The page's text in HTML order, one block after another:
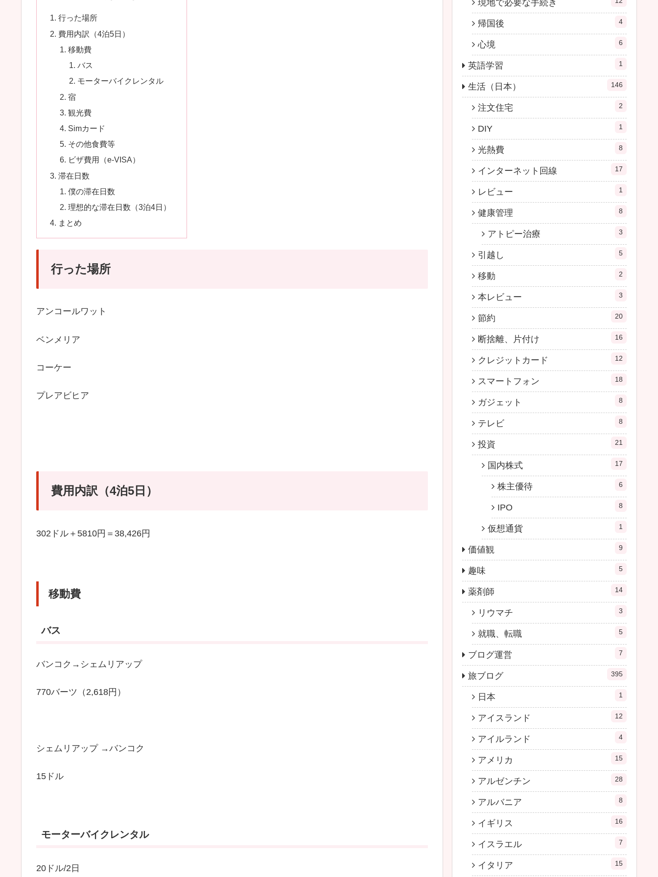
行った場所
費用内訳（4泊5日）
移動費
バス
モーターバイクレンタル
宿
観光費
Simカード
その他食費等
ビザ費用（e-VISA）
滞在日数
僕の滞在日数
理想的な滞在日数（3泊4日）
まとめ
行った場所
アンコールワット
ベンメリア
コーケー
プレアビヒア
費用内訳（4泊5日）
302ドル＋5810円＝38,426円
移動費
バス
バンコク→シェムリアップ
770バーツ（2,618円）
シェムリアップ →バンコク
15ドル
モーターバイクレンタル
20ドル/2日
現地で必要な手続き
帰国後 4
心境 6
英語学習 1
生活（日本） 146
注文住宅 2
DIY 1
光熱費 8
インターネット回線 17
レビュー 1
健康管理 8
アトピー治療 3
引越し 5
移動 2
本レビュー 3
節約 20
断捨離、片付け 16
クレジットカード 12
スマートフォン 18
ガジェット 8
テレビ 8
投資 21
国内株式 17
株主優待 6
IPO 8
仮想通貨 1
価値観 9
趣味 5
薬剤師 14
リウマチ 3
就職、転職 5
ブログ運営 7
旅ブログ 395
日本 1
アイスランド 12
アイルランド 4
アメリカ 15
アルゼンチン 28
アルバニア 8
イギリス 16
イスラエル 7
イタリア 15